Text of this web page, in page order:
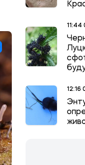
11:44
12:16